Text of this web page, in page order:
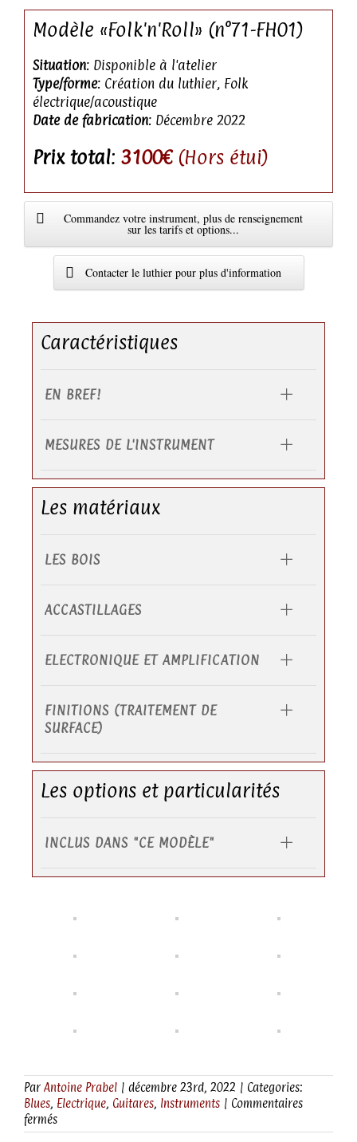
Modèle «Folk'n'Roll» (n°71-FH01)
Situation: Disponible à l'atelier
Type/forme: Création du luthier, Folk
électrique/acoustique
Date de fabrication: Décembre 2022
Prix total: 3100€(Hors étui)
Commandez votre instrument, plus de renseignement
sur les tarifs et options...
Contacter le luthier pour plus d'information
Caractéristiques
EN BREF!
MESURES DE L'INSTRUMENT
Les matériaux
LES BOIS
ACCASTILLAGES
ELECTRONIQUE ET AMPLIFICATION
FINITIONS (TRAITEMENT DE
SURFACE)
Les options et particularités
INCLUS DANS "CE MODÈLE"
Par Antoine Prabel | décembre 23rd, 2022 | Categories:
Blues, Electrique, Guitares, Instruments | Commentaires
ferméssur
071-